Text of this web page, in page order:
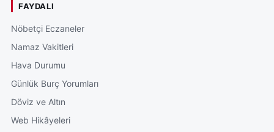
FAYDALI
Nöbetçi Eczaneler
Namaz Vakitleri
Hava Durumu
Günlük Burç Yorumları
Döviz ve Altın
Web Hikâyeleri